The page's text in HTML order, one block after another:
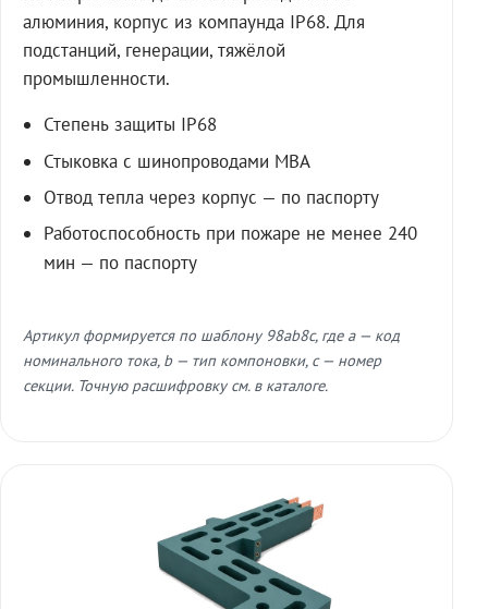
алюминия, корпус из компаунда IP68. Для
подстанций, генерации, тяжёлой
промышленности.
Степень защиты IP68
Стыковка с шинопроводами МВА
Отвод тепла через корпус — по паспорту
Работоспособность при пожаре не менее 240
мин — по паспорту
Артикул формируется по шаблону 98ab8c, где a — код
номинального тока, b — тип компоновки, c — номер
секции. Точную расшифровку см. в каталоге.